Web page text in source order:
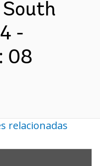
South
-
08
relacionadas